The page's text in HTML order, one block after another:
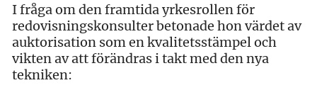
I fråga om den framtida yrkesrollen för
redovisningskonsulter betonade hon värdet av
auktorisation som en kvalitetsstämpel och
vikten av att förändras i takt med den nya
tekniken: